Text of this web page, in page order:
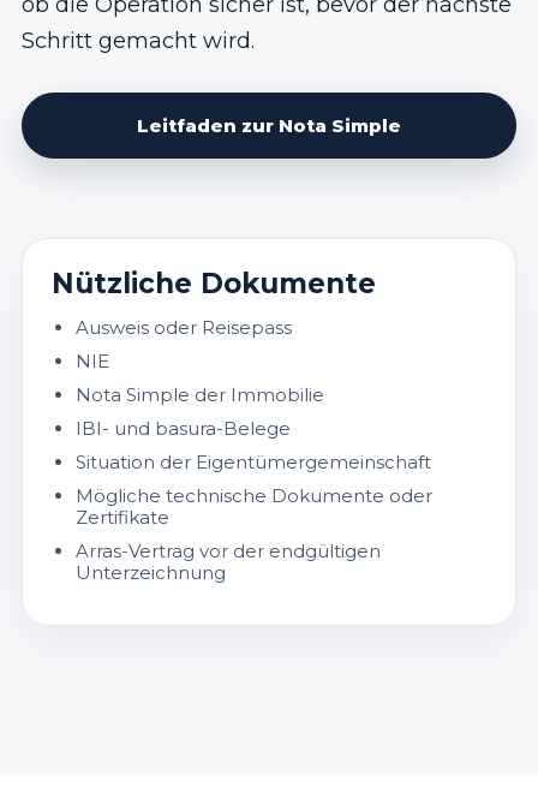
Schritt gemacht wird.
Leitfaden zur Nota Simple
Nützliche Dokumente
Ausweis oder Reisepass
NIE
Nota Simple der Immobilie
IBI- und basura-Belege
Situation der Eigentümergemeinschaft
Mögliche technische Dokumente oder
Zertifikate
Arras-Vertrag vor der endgültigen
Unterzeichnung